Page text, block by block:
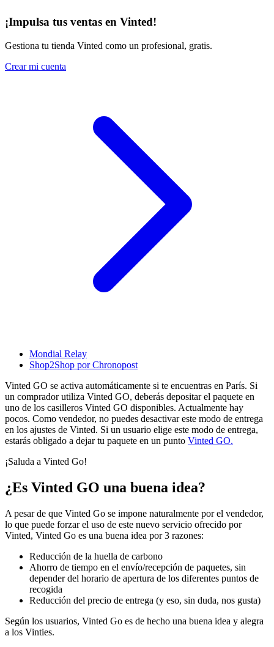
¡Impulsa tus ventas en Vinted!
Gestiona tu tienda Vinted como un profesional, gratis.
Crear mi cuenta
Mondial Relay
Shop2Shop por Chronopost
Vinted GO se activa automáticamente si te encuentras en París. Si
un comprador utiliza Vinted GO, deberás depositar el paquete en
uno de los casilleros Vinted GO disponibles. Actualmente hay
pocos. Como vendedor, no puedes desactivar este modo de entrega
en los ajustes de Vinted. Si un usuario elige este modo de entrega,
estarás obligado a dejar tu paquete en un punto Vinted GO.
¡Saluda a Vinted Go!
¿Es Vinted GO una buena idea?
A pesar de que Vinted Go se impone naturalmente por el vendedor,
lo que puede forzar el uso de este nuevo servicio ofrecido por
Vinted, Vinted Go es una buena idea por 3 razones:
Reducción de la huella de carbono
Ahorro de tiempo en el envío/recepción de paquetes, sin
depender del horario de apertura de los diferentes puntos de
recogida
Reducción del precio de entrega (y eso, sin duda, nos gusta)
Según los usuarios, Vinted Go es de hecho una buena idea y alegra
a los Vinties.